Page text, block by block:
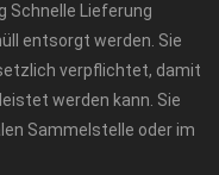
Schnelle Lieferung
entsorgt werden. Sie
verpflichtet, damit
werden kann. Sie
Sammelstelle oder im